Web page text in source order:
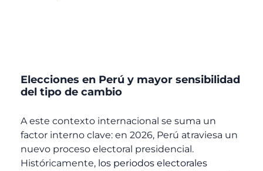
Elecciones en Perú y mayor sensibilidad
del tipo de cambio
A este contexto internacional se suma un
factor interno clave: en 2026, Perú atraviesa un
nuevo proceso electoral presidencial.
Históricamente, los periodos electorales